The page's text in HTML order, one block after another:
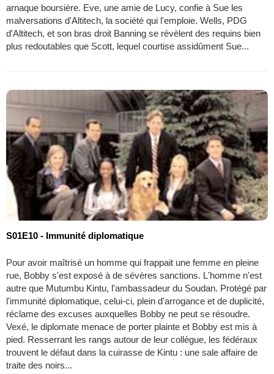
arnaque boursière. Eve, une amie de Lucy, confie à Sue les
malversations d'Altitech, la société qui l'emploie. Wells, PDG
d'Altitech, et son bras droit Banning se révèlent des requins bien
plus redoutables que Scott, lequel courtise assidûment Sue...
S01E10 - Immunité diplomatique
Pour avoir maîtrisé un homme qui frappait une femme en pleine
rue, Bobby s'est exposé à de sévères sanctions. L'homme n'est
autre que Mutumbu Kintu, l'ambassadeur du Soudan. Protégé par
l'immunité diplomatique, celui-ci, plein d'arrogance et de duplicité,
réclame des excuses auxquelles Bobby ne peut se résoudre.
Vexé, le diplomate menace de porter plainte et Bobby est mis à
pied. Resserrant les rangs autour de leur collègue, les fédéraux
trouvent le défaut dans la cuirasse de Kintu : une sale affaire de
traite des noirs...